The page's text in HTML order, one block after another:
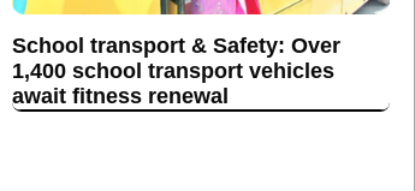
School transport & Safety: Over
1,400 school transport vehicles
await fitness renewal